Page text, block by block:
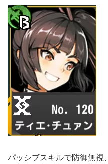
パッシブスキルで防御無